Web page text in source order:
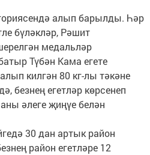
алып барылды. Һәр
бүләкләр, Рәшит
медальләр
Түбән Кама егете
килгән 80 кг-лы тәкәне
безнең егетләр көрсенеп
әлеге җиңүе белән
30 дан артык район
район егетләре 12